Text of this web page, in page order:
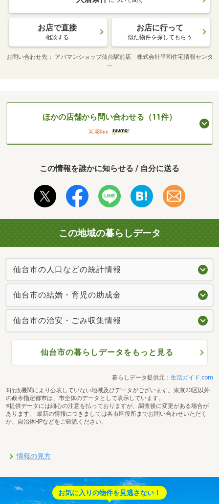
お店で直接
相談する
お店に行って
似た物件を探してもらう
お問い合わせ先
アパマンショップ仙台駅前店 株式会社平和住宅情報センタ
ー
ほかの店舗から問い合わせる（11件）
この情報を誰かに知らせる / 自分に送る
この地域の暮らしデータ
仙台市の人口などの統計情報
仙台市の結婚・育児の助成金
仙台市の治安・ごみ収集情報
仙台市の暮らしデータをもっと見る
暮らしデータ提供元： 生活ガイド.com
※行政機関により公表していない地域及びデータがございます。東京23区以外
の政令指定都市は、市全体のデータとして表示しています。
※提供データには細心の注意を払っておりますが、調査後に変更がある場合が
あります。 最新の情報につきましては各市区役所までお問い合わせいただく
か、自治体HPなどをご確認ください。
情報の見方
お気に入りの物件を見逃さない！